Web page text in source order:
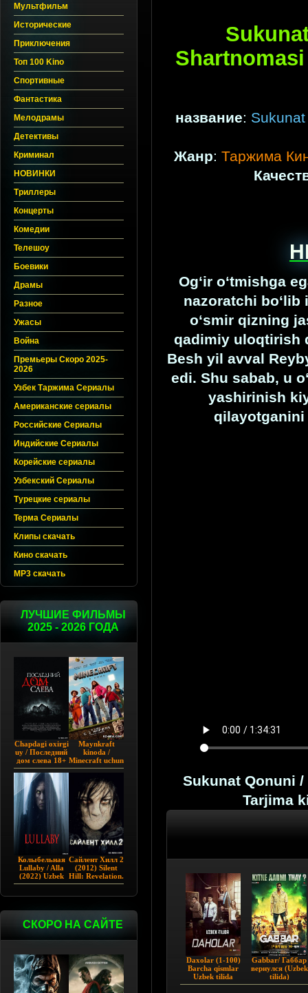
Мультфильм
Исторические
Приключения
Топ 100 Kino
Спортивные
Фантастика
Мелодрамы
Детективы
Криминал
НОВИНКИ
Триллеры
Концерты
Комедии
Телешоу
Боевики
Драмы
Разное
Ужасы
Война
Премьеры Скоро 2025-
2026
Узбек Таржима Сериалы
Американские сериалы
Российские Сериалы
Индийские Сериалы
Корейские сериалы
Узбекский Сериалы
Турецкие сериалы
Терма Сериалы
Клипы скачать
Кино скачать
MP3 скачать
ЛУЧШИЕ ФИЛЬМЫ
2025 - 2026 ГОДА
Chapdagi oxirgi
uy / Последний
дом слева 18+
(2009)
Maynkraft
kinoda /
Minecraft uchun
film / Maygiraft
2025 AQSH
filmi
Колыбельная
Lullaby / Alla
(2022) Uzbek
tilida
Сайлент Хилл 2
(2012) Silent
Hill: Revelation.
СКОРО НА САЙТЕ
название:
Жанр: Таржима
Og‘ir o‘tmishga
nazoratchi
o‘smir qizning
qadimiy uloqtirish
Besh yil avval
edi. Shu sabab, u
yashirinish
qilayotganini
Sukunat Qonuni
Tarjima
Daxolar (1-100)
Barcha qismlar
Uzbek tilida
Gabbar/ Габбар
вернулся (Uzbek
tilida)